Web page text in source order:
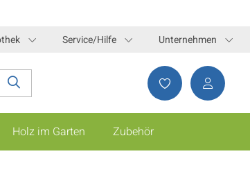
Service/Hilfe Unternehmen
Holz im Garten Zubehör